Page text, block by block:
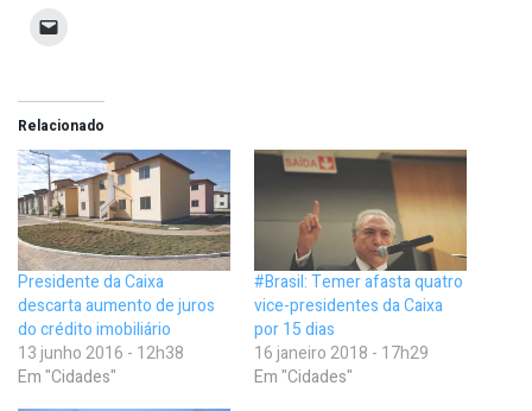
Relacionado
Presidente da Caixa
descarta aumento de juros
do crédito imobiliário
13 junho 2016 - 12h38
Em "Cidades"
#Brasil: Temer afasta quatro
vice-presidentes da Caixa
por 15 dias
16 janeiro 2018 - 17h29
Em "Cidades"